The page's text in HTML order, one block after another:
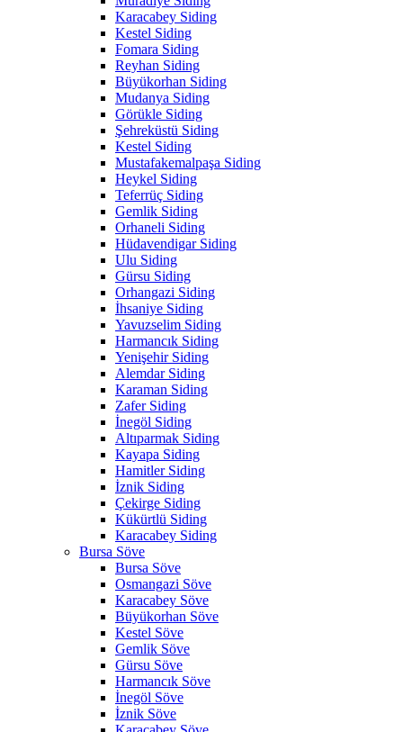
Karacabey Siding
Kestel Siding
Fomara Siding
Reyhan Siding
Büyükorhan Siding
Mudanya Siding
Görükle Siding
Şehreküstü Siding
Kestel Siding
Mustafakemalpaşa Siding
Heykel Siding
Teferrüç Siding
Gemlik Siding
Orhaneli Siding
Hüdavendigar Siding
Ulu Siding
Gürsu Siding
Orhangazi Siding
İhsaniye Siding
Yavuzselim Siding
Harmancık Siding
Yenişehir Siding
Alemdar Siding
Karaman Siding
Zafer Siding
İnegöl Siding
Altıparmak Siding
Kayapa Siding
Hamitler Siding
İznik Siding
Çekirge Siding
Kükürtlü Siding
Karacabey Siding
Bursa Söve
Bursa Söve
Osmangazi Söve
Karacabey Söve
Büyükorhan Söve
Kestel Söve
Gemlik Söve
Gürsu Söve
Harmancık Söve
İnegöl Söve
İznik Söve